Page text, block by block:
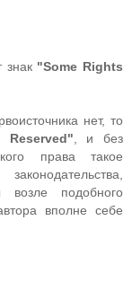
знак "Some Rights
нет, то
, и без
права такое
подобного
вполне себе